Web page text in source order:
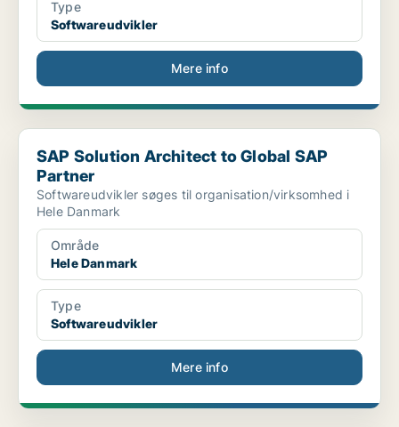
Type
Softwareudvikler
Mere info
SAP Solution Architect to Global SAP Partner
SAP Solution Architect to Global SAP
Partner
Softwareudvikler søges til organisation/virksomhed i
Hele Danmark
Område
Hele Danmark
Type
Softwareudvikler
Mere info